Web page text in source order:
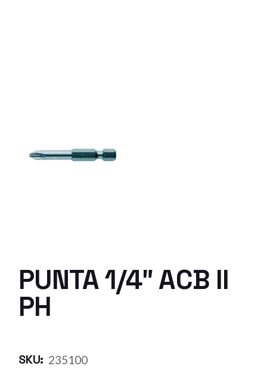
PUNTA 1/4″ ACB II
PH
SKU: 235100